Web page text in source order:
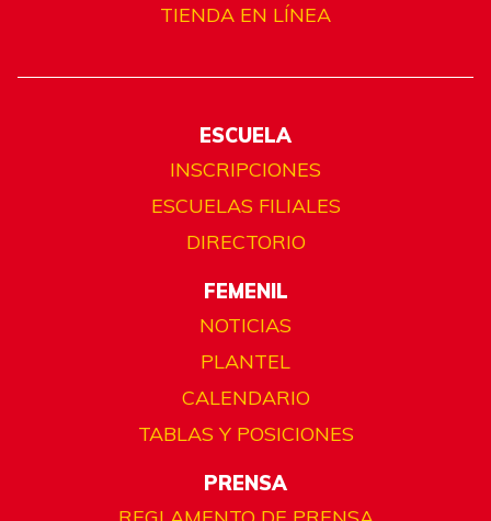
TIENDA EN LÍNEA
ESCUELA
INSCRIPCIONES
ESCUELAS FILIALES
DIRECTORIO
FEMENIL
NOTICIAS
PLANTEL
CALENDARIO
TABLAS Y POSICIONES
PRENSA